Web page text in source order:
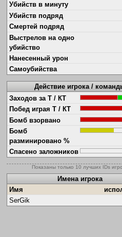
Убийств в минуту
Убийств подряд
Смертей подряд
Выстрелов на одно
убийство
Нанесенный урон
Самоубийства
Действие игрока /
Заходов за Т / КТ
Побед играя Т / КТ
Бомб взорвано
Бомб
разминировано %
Спасено заложников
Показаны только 10 лучших IDs
Имена игрока
Имя
SerGik